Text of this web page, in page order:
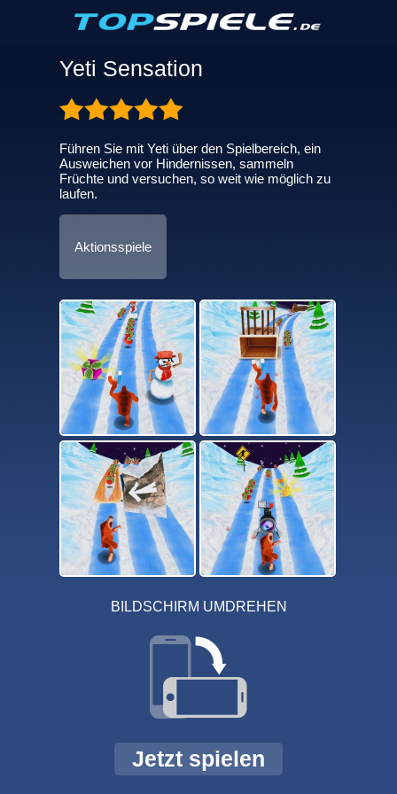
Yeti Sensation
Führen Sie mit Yeti über den Spielbereich, ein
Ausweichen vor Hindernissen, sammeln
Früchte und versuchen, so weit wie möglich zu
laufen.
Aktionsspiele
BILDSCHIRM UMDREHEN
Jetzt spielen